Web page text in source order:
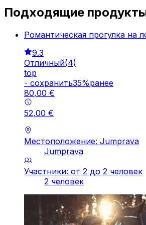
Подходящие
Романтическая прогулка
9.3
Отличный(4)
top
- cохранить35%ранее
80,00 €
52,00 €
Местоположение: Jumprava
Jumprava
Участники: от 2 до 2 человек
2 человек